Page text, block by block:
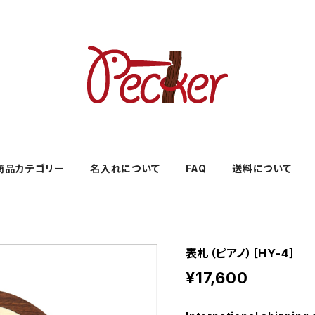
品カテゴリー 名入れについて FAQ 送料について
表札（ピアノ）［HY-4］
¥17,600